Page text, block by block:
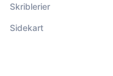
Skriblerier
Sidekart